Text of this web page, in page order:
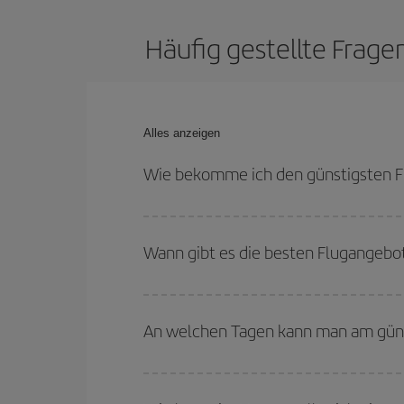
Häufig gestellte
Alles anzeigen
Wie bekomme ich den günstigsten
den Rückreisedaten und -zeiten flexibel sein
Wann gibt es die besten
sind im Allgemeinen Hochsaison. Und,
An welchen Tagen kann man am